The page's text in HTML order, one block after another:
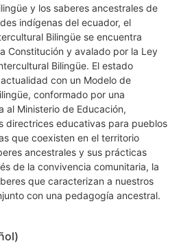
y los saberes ancestrales de
indígenas del ecuador, el
Bilingüe se encuentra
Constitución y avalado por la Ley
Bilingüe. El estado
con un Modelo de
conformado por una
al Ministerio de Educación,
directrices educativas para pueblos
que coexisten en el territorio
ancestrales y sus prácticas
de la convivencia comunitaria, la
que caracterizan a nuestros
con una pedagogía ancestral.